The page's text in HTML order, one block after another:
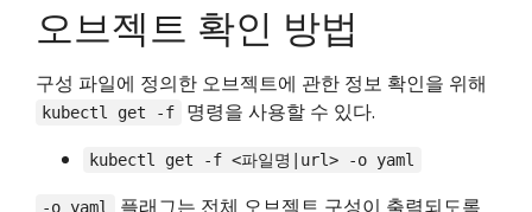
오브젝트 확인 방법
구성 파일에 정의한 오브젝트에 관한 정보 확인을 위해
kubectl get -f 명령을 사용할 수 있다.
kubectl get -f <파일명|url> -o yaml
-o yaml 플래그는 전체 오브젝트 구성이 출력되도록